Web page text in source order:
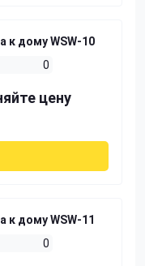
к дому WSW-10
0
цену
к дому WSW-11
0